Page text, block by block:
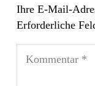
Ihre E-Mail-
Erforderliche